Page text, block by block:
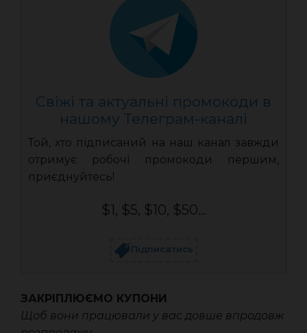
Свіжі та актуальні промокоди в
нашому Телеграм-каналі
Той, хто підписаний на наш канал завжди
отримує робочі промокоди першим,
приєднуйтесь!
$1, $5, $10, $50...
Підписатись
ЗАКРІПЛЮЄМО КУПОНИ
Щоб вони працювали у вас довше впродовж